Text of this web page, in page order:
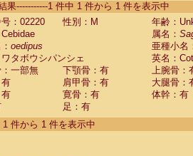
Saguinus labiatus(0)
Saguinus leucopus (0)
Saguinus nigricollis (0)
Saguinus oedipus
Saguinus weddelli
Saguinusspp.
Aotus trivirgatus
Cebus albifrons
果-----------1 件中 1 件から 1 件を表示中
：02220
性別：M
年齢：
属名：
oedipus
亜種小名
タボウシパンシェ
英名：
一部無
下顎骨：有
上腕骨：
肩甲骨：有
大腿骨：
寛骨：有
体幹：有
足：有
1 件から 1 件を表示中